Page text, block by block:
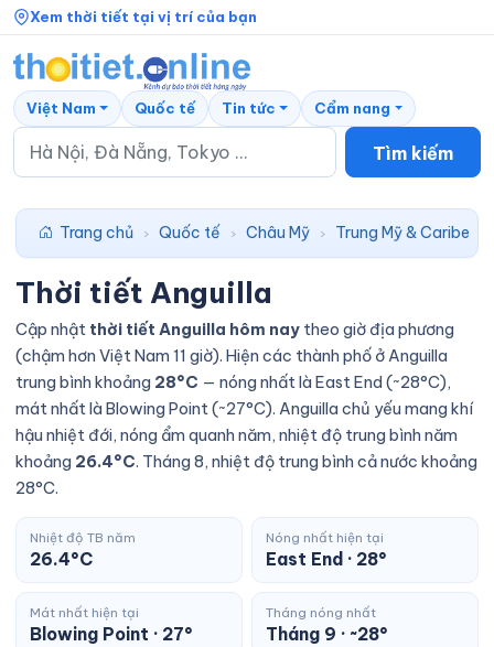
Xem thời tiết tại vị trí của bạn
Tìm kiếm
Việt Nam Quốc tế Tin tức Cẩm nang
Trang chủ › Quốc tế › Châu Mỹ › Trung Mỹ & Caribe
Thời tiết Anguilla
Cập nhật thời tiết Anguilla hôm nay theo giờ địa phương
(chậm hơn Việt Nam 11 giờ). Hiện các thành phố ở Anguilla
trung bình khoảng 28°C — nóng nhất là East End (~28°C),
mát nhất là Blowing Point (~27°C). Anguilla chủ yếu mang khí
hậu nhiệt đới, nóng ẩm quanh năm, nhiệt độ trung bình năm
khoảng 26.4°C. Tháng 8, nhiệt độ trung bình cả nước khoảng
28°C.
Nhiệt độ TB năm
26.4°C
Nóng nhất hiện tại
East End · 28°
Mát nhất hiện tại
Blowing Point · 27°
Tháng nóng nhất
Tháng 9 · ~28°